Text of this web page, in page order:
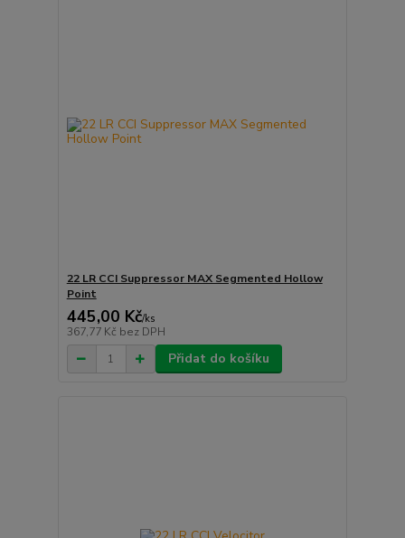
22 LR CCI Suppressor MAX Segmented Hollow
Point
445,00 Kč/ks
367,77 Kč bez DPH
Přidat do košíku